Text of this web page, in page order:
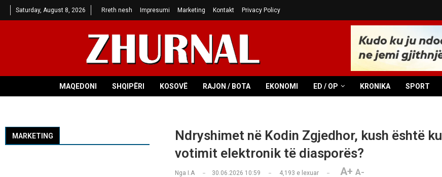
Saturday, August 8, 2026 Rreth nesh Impresumi Marketing Kontakt Privacy Policy
MAQEDONI SHQIPËRI KOSOVË RAJON / BOTA EKONOMI ED / OP KRONIKA SPORT
Ndryshimet në Kodin Zgjedhor, kush është
votimit elektronik të diasporës?
Nga I.A 30.06.2026 10:59 4,193 e lexuar A+ A-
MARKETING